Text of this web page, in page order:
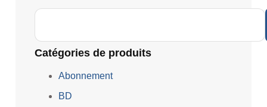
Catégories de produits
Abonnement
BD